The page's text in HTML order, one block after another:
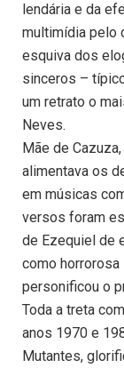
lendária e da
multimídia pelo
esquiva dos
sinceros –
um retrato o
Neves.
Mãe de
alimentava os
em músicas
versos foram
de Ezequiel de
como horrorosa
personificou o
Toda a treta
anos 1970 e
Mutantes,